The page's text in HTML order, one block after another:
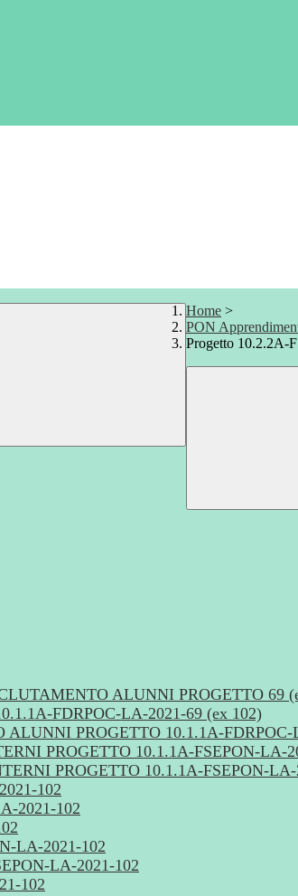
Home >
PON
Progetto 10.2.2A-
ALUNNI PROGETTO 69
FDRPOC-LA-2021-69 (ex 102)
PROGETTO 10.1.1A-FDRPOC-
PROGETTO 10.1.1A-FSEPON-LA-
PROGETTO 10.1.1A-FSEPON-LA-
102
2021-102
LA-2021-102
LA-2021-102
102